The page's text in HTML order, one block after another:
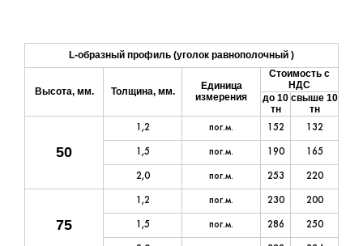
L-образный профиль (уголок равнополочный )
Высота, мм. Толщина, мм.
Единица
измерения
Стоимость с
НДС
до 10
тн
свыше 10
тн
50
1,2 пог.м. 152 132
1,5 пог.м. 190 165
2,0 пог.м. 253 220
75
1,2 пог.м. 230 200
1,5 пог.м. 286 250